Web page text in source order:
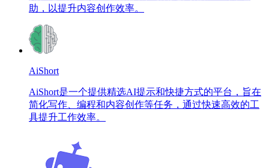
助，以提升内容创作效率。
AiShort
AiShort是一个提供精选AI提示和快捷方式的平台，旨在
简化写作、编程和内容创作等任务，通过快速高效的工
具提升工作效率。